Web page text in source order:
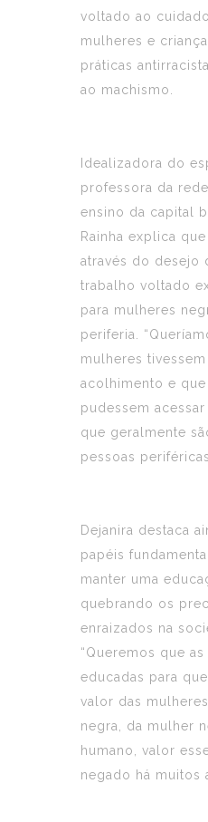
voltado ao
mulheres e
práticas
ao machismo.
Idealizadora do
professora da
ensino da capital
Rainha explica
através do desejo
trabalho voltado
para mulheres
periferia.
mulheres
acolhimento e que
pudessem
que geralmente
pessoas
Dejanira destaca
papéis
manter uma
quebrando os
enraizados na
“Queremos que
educadas para
valor das
negra, da mulher
humano, valor
negado há muitos